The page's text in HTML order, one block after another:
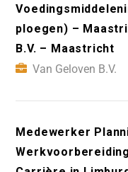
ploegen) –
B.V. – Maastricht
Van Geloven B.V.
Medewerker